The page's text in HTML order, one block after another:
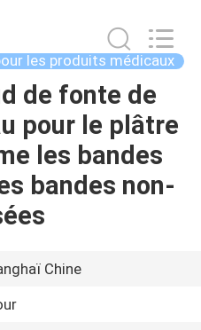
les produits médicaux
de fonte de
pour le plâtre
les bandes
bandes non-
Chine